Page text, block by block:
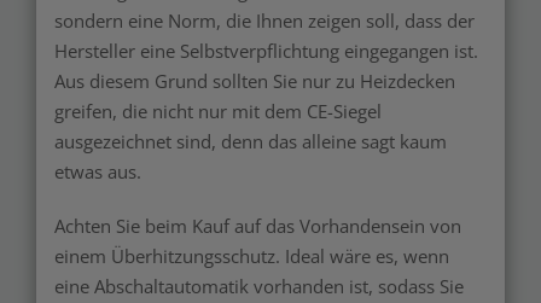
sondern eine Norm, die Ihnen zeigen soll, dass der
Hersteller eine Selbstverpflichtung eingegangen ist.
Aus diesem Grund sollten Sie nur zu Heizdecken
greifen, die nicht nur mit dem CE-Siegel
ausgezeichnet sind, denn das alleine sagt kaum
etwas aus.
Achten Sie beim Kauf auf das Vorhandensein von
einem Überhitzungsschutz. Ideal wäre es, wenn
eine Abschaltautomatik vorhanden ist, sodass Sie